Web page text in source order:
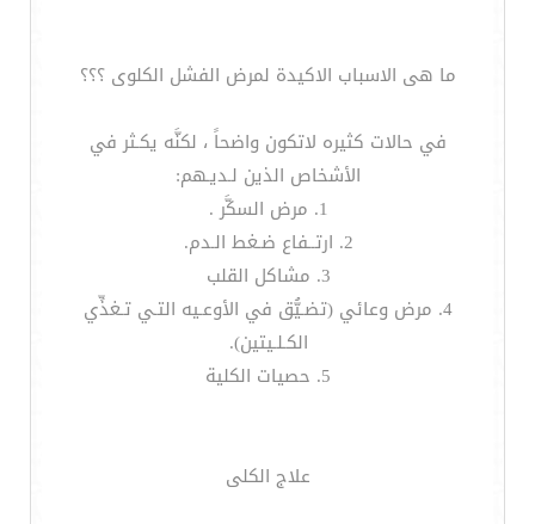
ما هى الاسباب الاكيدة لمرض الفشل الكلوى ؟؟؟
في حالات كثيره لاتكون واضحاً ، لكنَّه يكـثر في
الأشخاص الذين لـديـهم:
1. مرض السكَّر .
2. ارتــفاع ضـغط الـدم.
3. مشاكل القلب
4. مرض وعائي (تضـيُّق في الأوعـيه التـي تـغذِّي
الكـلـيتين).
5. حصيات الكلية
علاج الكلى